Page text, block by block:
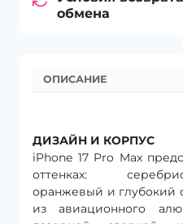
обмена
ОПИСАНИЕ
ДИЗАЙН И КОРПУС
iPhone 17 Pro Max
оттенках:
оранжевый и глубокий
из авиационного